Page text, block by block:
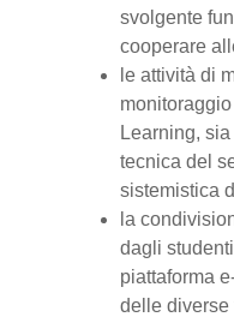
svolgente
cooperare
le attività di
Learning,
tecnica del
sistemistica
la
dagli
piattaforma
delle diverse